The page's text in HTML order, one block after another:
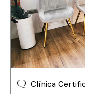
Clínica